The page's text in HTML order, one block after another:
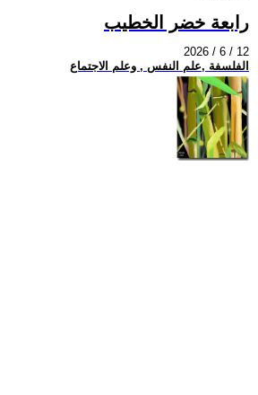
رابعة خضر الخطيب
2026 / 6 / 12
الفلسفة ,علم النفس , وعلم الاجتماع